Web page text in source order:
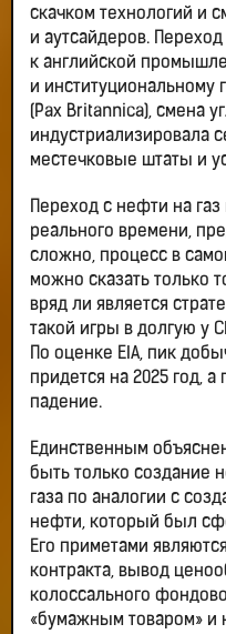
скачком технологий и
и аутсайдеров.
к английской
и институциональному
(Pax Britannica), смена
индустриализировала
местечковые штаты и
Переход с нефти на
реального времени,
сложно, процесс в
можно сказать только
вряд ли является
такой игры в долгую у
По оценке EIA, пик
придется на 2025 год,
падение.
Единственным
быть только создание
газа по аналогии с
нефти, который был
Его приметами
контракта, вывод
колоссального
«бумажным товаром» и